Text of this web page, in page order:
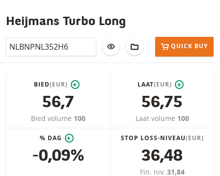
Heijmans Turbo Long
Isin VOEG TOE AAN WATCHLIST
AAN PORTFOLIO
QUICK BUY
BIED(EUR) *
56,7
Bied volume 100
LAAT(EUR) *
56,75
Laat volume 100
% DAG *
-0,09%
STOP LOSS-NIVEAU(EUR)
36,48
Fin. niv. 31,84